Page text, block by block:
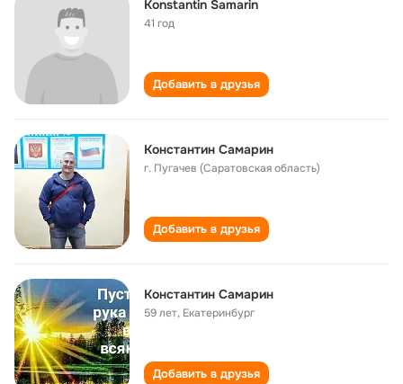
Konstantin Samarin
41 год
Добавить в друзья
Константин Самарин
г. Пугачев (Саратовская область)
Добавить в друзья
Константин Самарин
59 лет, Екатеринбург
Добавить в друзья